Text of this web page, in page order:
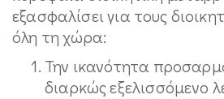
εξασφαλίσει για τους
όλη τη χώρα:
Την ικανότητα
διαρκώς εξελισσόμενο